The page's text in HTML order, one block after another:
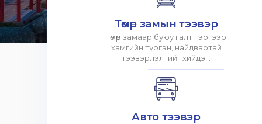
Төмөр замын тээвэр
Төмөр замаар буюу галт тэргээр
хамгийн түргэн, найдвартай
тээвэрлэлтийг хийдэг.
Авто тээвэр